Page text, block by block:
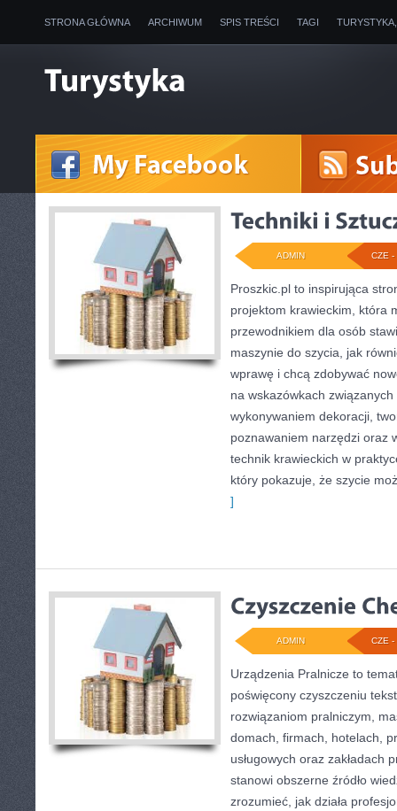
STRONA GŁÓWNA ARCHIWUM SPIS TREŚCI TAGI
CZE -
ADMIN
Proszkic.pl to inspirująca
projektom krawieckim, która
przewodnikiem dla osób
maszynie do szycia, jak
wprawę i chcą zdobywać
na wskazówkach
wykonywaniem dekoracji,
poznawaniem narzędzi oraz
technik krawieckich w
który pokazuje, że szycie
]
CZE -
ADMIN
Urządzenia Pralnicze to
poświęcony czyszczeniu
rozwiązaniom pralniczym,
domach, firmach, hotelach,
usługowych oraz zakładach
stanowi obszerne źródło
zrozumieć, jak działa